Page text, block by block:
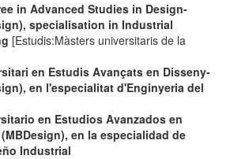
in Advanced Studies in Design-
specialisation in Industrial
[Estudis:Màsters universitaris de la
en Estudis Avançats en Disseny-
en l'especialitat d'Enginyeria del
en Estudios Avanzados en
en la especialidad de
Industrial